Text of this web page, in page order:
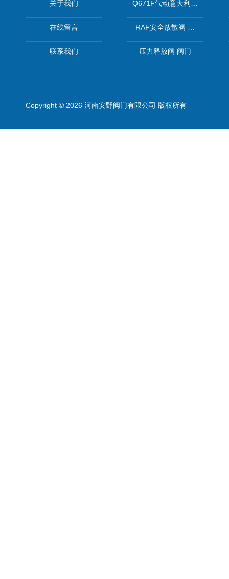
关于我们
在线留言
联系我们
Q671F气动意大利式薄型球阀
RAF安全放散阀 阀生产
压力释放阀 阀门
Copyright © 2026 河南安野阀门有限公司 版权所有